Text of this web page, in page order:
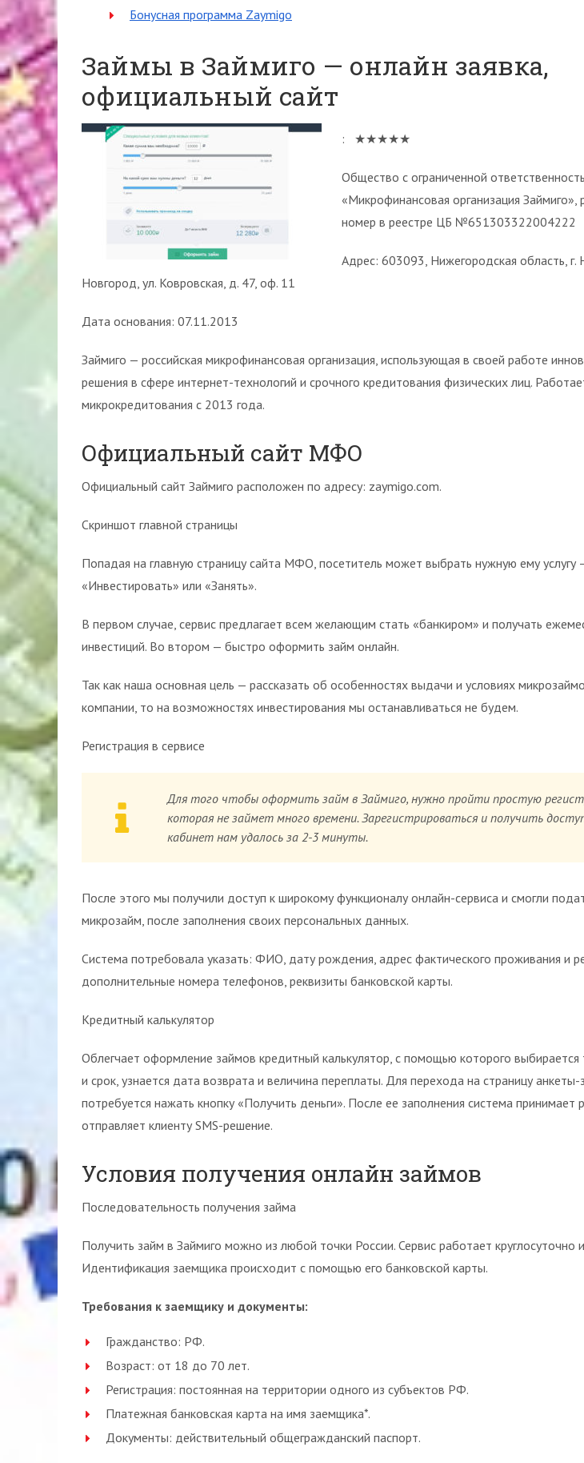
Бонусная программа Zaymigo
Займы в Займиго — онлайн заявка,
официальный сайт
: ★★★★★
Общество с ограниченной
«Микрофинансовая организация Займиго»,
номер в реестре ЦБ №651303322004222
Адрес: 603093, Нижегородская область, г.
Новгород, ул. Ковровская, д. 47, оф. 11
Дата основания: 07.11.2013
Займиго — российская микрофинансовая организация, использующая в своей работе
решения в сфере интернет-технологий и срочного кредитования физических лиц.
микрокредитования с 2013 года.
Официальный сайт МФО
Официальный сайт Займиго расположен по адресу: zaymigo.com.
Скриншот главной страницы
Попадая на главную страницу сайта МФО, посетитель может выбрать нужную ему услугу
«Инвестировать» или «Занять».
В первом случае, сервис предлагает всем желающим стать «банкиром» и получать
инвестиций. Во втором — быстро оформить займ онлайн.
Так как наша основная цель — рассказать об особенностях выдачи и условиях
компании, то на возможностях инвестирования мы останавливаться не будем.
Регистрация в сервисе
Для того чтобы оформить займ в Займиго, нужно пройти простую
которая не займет много времени. Зарегистрироваться и получить
кабинет нам удалось за 2-3 минуты.
После этого мы получили доступ к широкому функционалу онлайн-сервиса и смогли
микрозайм, после заполнения своих персональных данных.
Система потребовала указать: ФИО, дату рождения, адрес фактического проживания и
дополнительные номера телефонов, реквизиты банковской карты.
Кредитный калькулятор
Облегчает оформление займов кредитный калькулятор, с помощью которого выбирается
и срок, узнается дата возврата и величина переплаты. Для перехода на страницу анкеты-
потребуется нажать кнопку «Получить деньги». После ее заполнения система принимает
отправляет клиенту SMS-решение.
Условия получения онлайн займов
Последовательность получения займа
Получить займ в Займиго можно из любой точки России. Сервис работает круглосуточно
Идентификация заемщика происходит с помощью его банковской карты.
Требования к заемщику и документы:
Гражданство: РФ.
Возраст: от 18 до 70 лет.
Регистрация: постоянная на территории одного из субъектов РФ.
Платежная банковская карта на имя заемщика*.
Документы: действительный общегражданский паспорт.